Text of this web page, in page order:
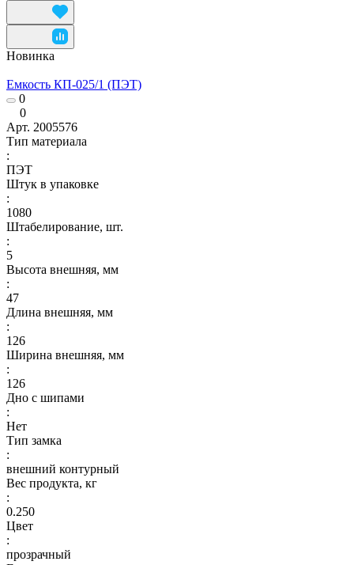
Новинка
Емкость КП-025/1 (ПЭТ)
0
0
Арт. 2005576
Тип материала
:
ПЭТ
Штук в упаковке
:
1080
Штабелирование, шт.
:
5
Высота внешняя, мм
:
47
Длина внешняя, мм
:
126
Ширина внешняя, мм
:
126
Дно с шипами
:
Нет
Тип замка
:
внешний контурный
Вес продукта, кг
:
0.250
Цвет
:
прозрачный